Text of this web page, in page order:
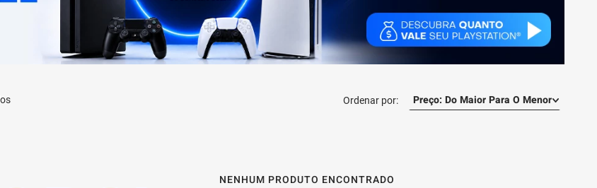
Preço: Do Maior Para O Menor
NENHUM PRODUTO ENCONTRADO